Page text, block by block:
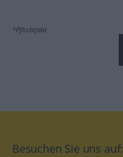
*Pflichtfeld
Besuchen Sie uns auf: